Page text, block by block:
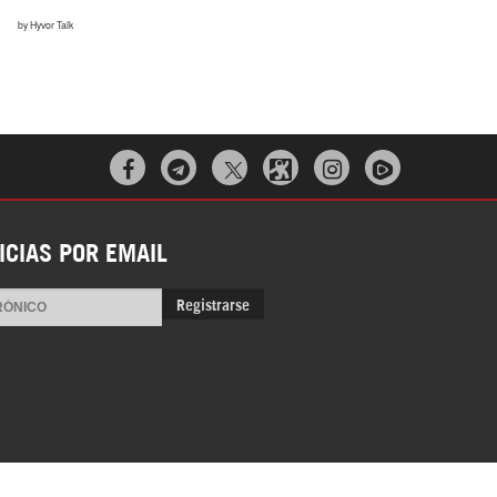
contra instalaciones nucleares | Detrás de
la Razón
  
POR EMAIL
Registrarse